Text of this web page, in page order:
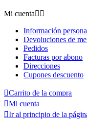
Mi cuenta 
Información
Devoluciones de
Pedidos
Facturas por abono
Direcciones
Cupones descuento
Carrito de la compra
Mi cuenta
Ir al principio de la